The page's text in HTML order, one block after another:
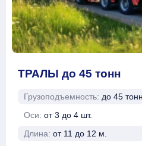
ТРАЛЫ до 45 тонн
Грузоподъемность: до 45 тонн
Оси: от 3 до 4 шт.
Длина: от 11 до 12 м.